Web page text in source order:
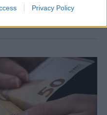
Privacy Policy
ολοκληρώθηκαν